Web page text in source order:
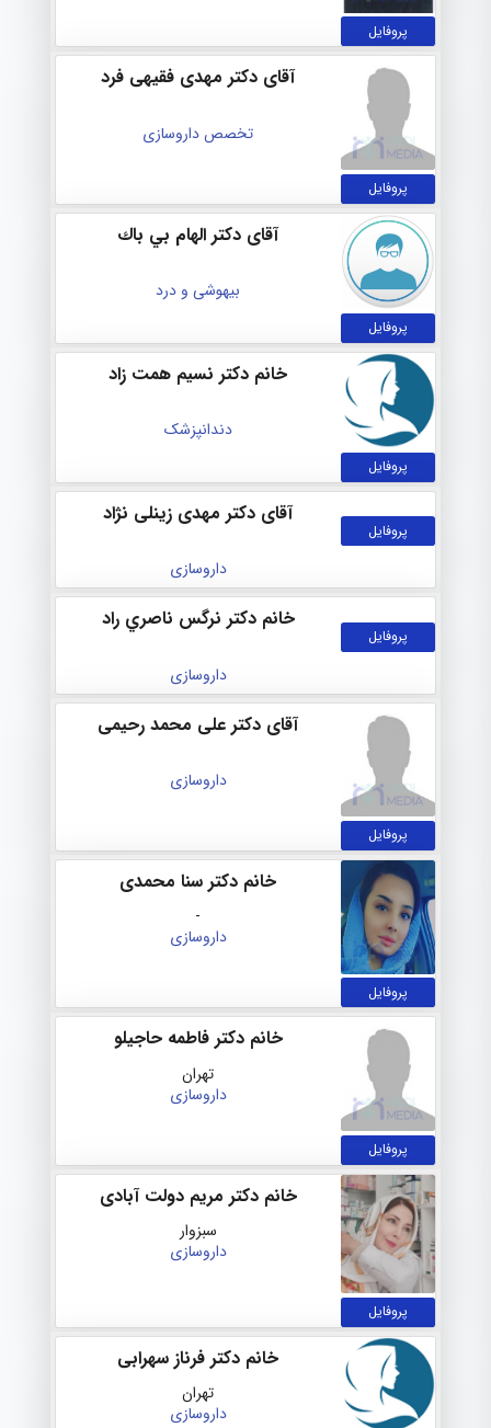
پروفایل
پروفایل
آقای دکتر مهدی فقیهی فرد
تخصص داروسازی
پروفایل
آقای دکتر الهام بي باك
بیهوشی و درد
پروفایل
خانم دکتر نسيم همت زاد
دندانپزشک
پروفایل
آقای دکتر مهدی زینلی نژاد
داروسازی
پروفایل
خانم دکتر نرگس ناصري راد
داروسازی
پروفایل
آقای دکتر علی محمد رحیمی
داروسازی
پروفایل
خانم دکتر سنا محمدی
-
داروسازی
پروفایل
خانم دکتر فاطمه حاجیلو
تهران
داروسازی
پروفایل
خانم دکتر مریم دولت آبادی
سبزوار
داروسازی
خانم دکتر فرناز سهرابی
تهران
داروسازی